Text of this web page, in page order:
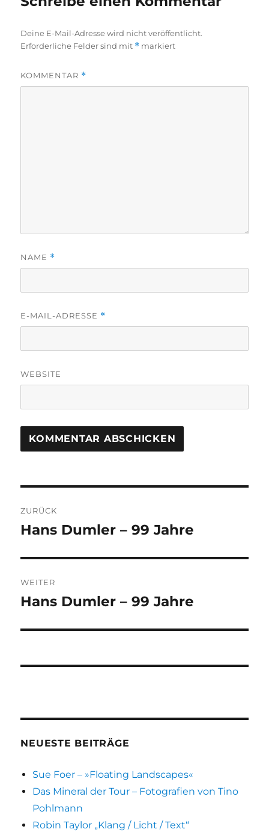
Deine E-Mail-Adresse wird nicht veröffentlicht.
Erforderliche Felder sind mit * markiert
KOMMENTAR *
NAME *
E-MAIL-ADRESSE *
WEBSITE
ZURÜCK
Vorheriger
Hans Dumler – 99 Jahre
WEITER
Nächster
Hans Dumler – 99 Jahre
NEUESTE BEITRÄGE
Sue Foer – »Floating Landscapes«
Das Mineral der Tour – Fotografien von Tino
Pohlmann
Robin Taylor „Klang / Licht / Text“